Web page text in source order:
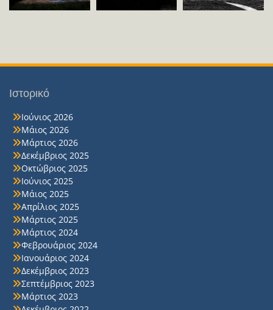
Ιστορικό
Ιούνιος 2026
Μάιος 2026
Μάρτιος 2026
Δεκέμβριος 2025
Οκτώβριος 2025
Ιούνιος 2025
Μάιος 2025
Απρίλιος 2025
Μάρτιος 2025
Μάρτιος 2024
Φεβρουάριος 2024
Ιανουάριος 2024
Δεκέμβριος 2023
Σεπτέμβριος 2023
Μάρτιος 2023